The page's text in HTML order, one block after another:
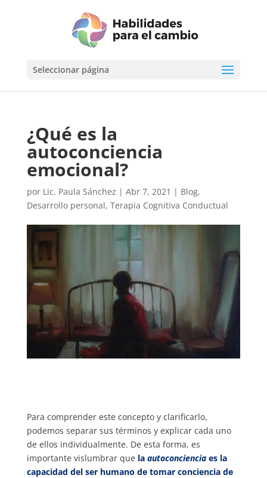
Seleccionar página
¿Qué es la
autoconciencia
emocional?
por Lic. Paula Sánchez | Abr 7, 2021 | Blog,
Desarrollo personal, Terapia Cognitiva Conductual
Para comprender este concepto y clarificarlo,
podemos separar sus términos y explicar cada uno
de ellos individualmente. De esta forma, es
importante vislumbrar que la autoconciencia es la
capacidad del ser humano de tomar conciencia de